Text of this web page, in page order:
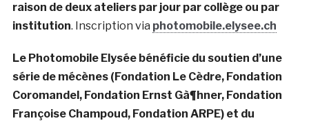
raison de deux ateliers par jour par collège ou par
institution. Inscription via photomobile.elysee.ch
Le Photomobile Elysée bénéficie du soutien d’une
série de mécènes (Fondation Le Cèdre, Fondation
Coromandel, Fondation Ernst Gà¶hner, Fondation
Françoise Champoud, Fondation ARPE) et du